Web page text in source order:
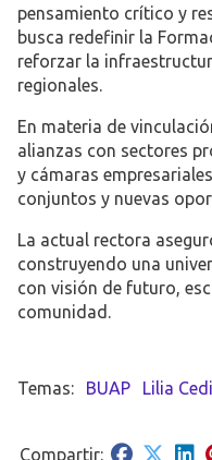
pensamiento crítico y
busca redefinir la
reforzar la
regionales.
En materia de
alianzas con sectores
y cámaras
conjuntos y nuevas
La actual rectora
construyendo una
con visión de futuro,
comunidad.
BUAP Lilia